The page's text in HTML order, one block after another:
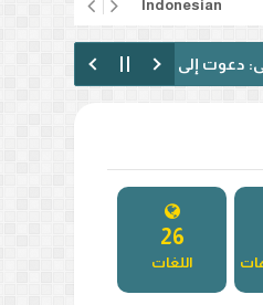
Indonesian
فقوبلت بالتكفير! (فيديو)
27
اللغات